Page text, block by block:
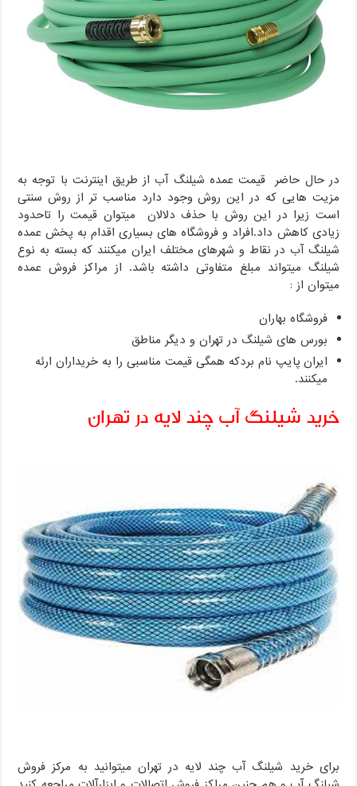
در حال حاضر قیمت عمده شیلنگ آب از طریق اینترنت با توجه به
مزیت هایی که در این روش وجود دارد مناسب تر از روش سنتی
است زیرا در این روش با حذف دلالان میتوان قیمت را تاحدود
زیادی کاهش داد.افراد و فروشگاه های بسیاری اقدام به پخش عمده
شیلنگ آب در نقاط و شهرهای مختلف ایران میکنند که بسته به نوع
شیلنگ میتواند مبلغ متفاوتی داشته باشد. از مراکز فروش عمده
میتوان از :
فروشگاه بهاران
بورس های شیلنگ در تهران و دیگر مناطق
ایران پایپ نام بردکه همگی قیمت مناسبی را به خریداران ارئه
میکنند.
خرید شیلنگ آب چند لایه در تهران
برای خرید شیلنگ آب چند لایه در تهران میتوانید به مرکز فروش